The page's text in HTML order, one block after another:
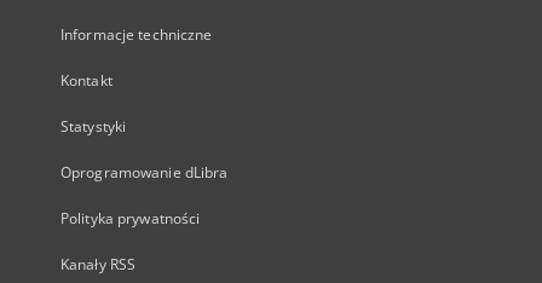
Informacje techniczne
Kontakt
Statystyki
Oprogramowanie dLibra
Polityka prywatności
Kanały RSS